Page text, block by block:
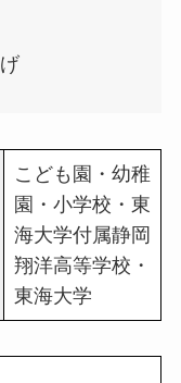
こども園・幼稚
園・小学校・東
海大学付属静岡
翔洋高等学校・
東海大学